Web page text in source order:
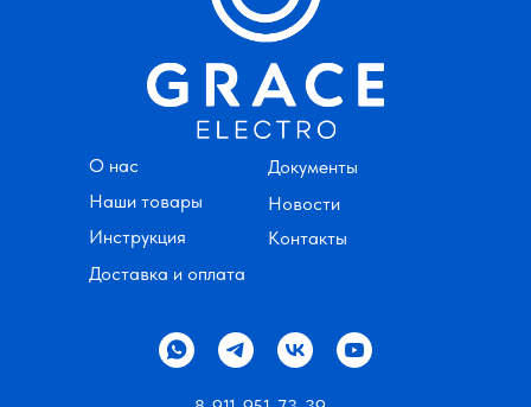
Контакты
Новости
Документы
Доставка и оплата
О нас
Наши товары
Инструкция